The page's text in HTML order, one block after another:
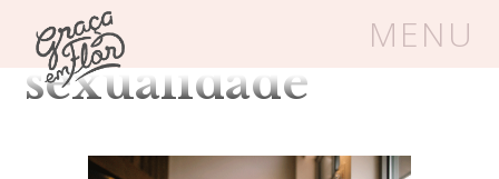
MENU
Um espaço seguro onde mulheres
Tag Arquivos:
sexualidade